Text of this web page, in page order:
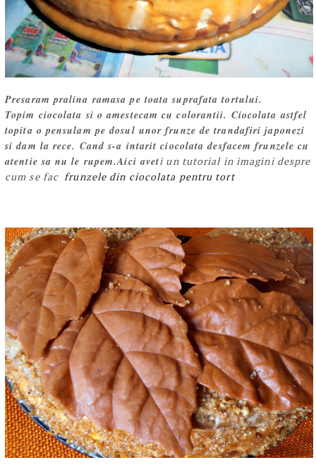
Presaram pralina ramasa pe toata suprafata tortului.
Topim ciocolata si o amestecam cu colorantii. Ciocolata astfel
topita o pensulam pe dosul unor frunze de trandafiri japonezi
si dam la rece. Cand s-a intarit ciocolata desfacem frunzele cu
atentie sa nu le rupem.Aici aveti un tutorial in imagini despre
cum se fac frunzele din ciocolata pentru tort